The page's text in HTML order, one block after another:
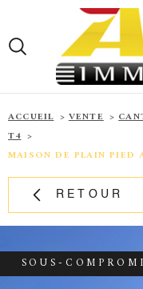
la
recherche
menu
contenu
ACCUEIL VENTE
T4
MAISON DE PLAIN PIED
RETOUR
SOUS-